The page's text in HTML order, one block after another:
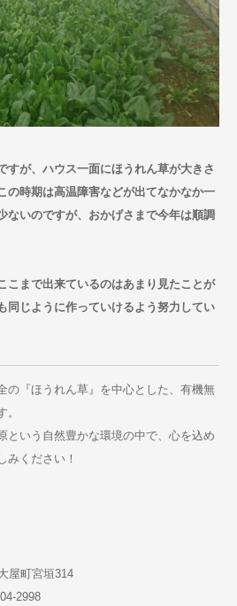
すが、ハウス一面にほうれん草が大きさ
の時期は高温障害などが出てなかなか一
ないのですが、おかげさまで今年は順調
こまで出来ているのはあまり見たことが
同じように作っていけるよう努力してい
の『ほうれん草』を中心とした、有機無
という自然豊かな環境の中で、心を込め
みください！
屋町宮垣314
2998